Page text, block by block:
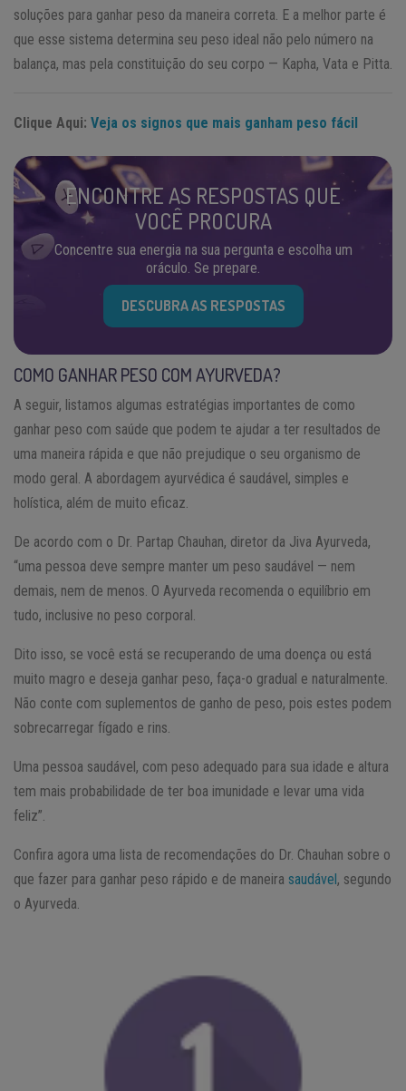
soluções para ganhar peso da maneira correta. E a melhor parte é
que esse sistema determina seu peso ideal não pelo número na
balança, mas pela constituição do seu corpo — Kapha, Vata e Pitta.
Clique Aqui: Veja os signos que mais ganham peso fácil
ENCONTRE AS RESPOSTAS QUE
VOCÊ PROCURA
Concentre sua energia na sua pergunta e escolha um
oráculo. Se prepare.
DESCUBRA AS RESPOSTAS
COMO GANHAR PESO COM AYURVEDA?
A seguir, listamos algumas estratégias importantes de como
ganhar peso com saúde que podem te ajudar a ter resultados de
uma maneira rápida e que não prejudique o seu organismo de
modo geral. A abordagem ayurvédica é saudável, simples e
holística, além de muito eficaz.
De acordo com o Dr. Partap Chauhan, diretor da Jiva Ayurveda,
“uma pessoa deve sempre manter um peso saudável — nem
demais, nem de menos. O Ayurveda recomenda o equilíbrio em
tudo, inclusive no peso corporal.
Dito isso, se você está se recuperando de uma doença ou está
muito magro e deseja ganhar peso, faça-o gradual e naturalmente.
Não conte com suplementos de ganho de peso, pois estes podem
sobrecarregar fígado e rins.
Uma pessoa saudável, com peso adequado para sua idade e altura
tem mais probabilidade de ter boa imunidade e levar uma vida
feliz”.
Confira agora uma lista de recomendações do Dr. Chauhan sobre o
que fazer para ganhar peso rápido e de maneira saudável, segundo
o Ayurveda.